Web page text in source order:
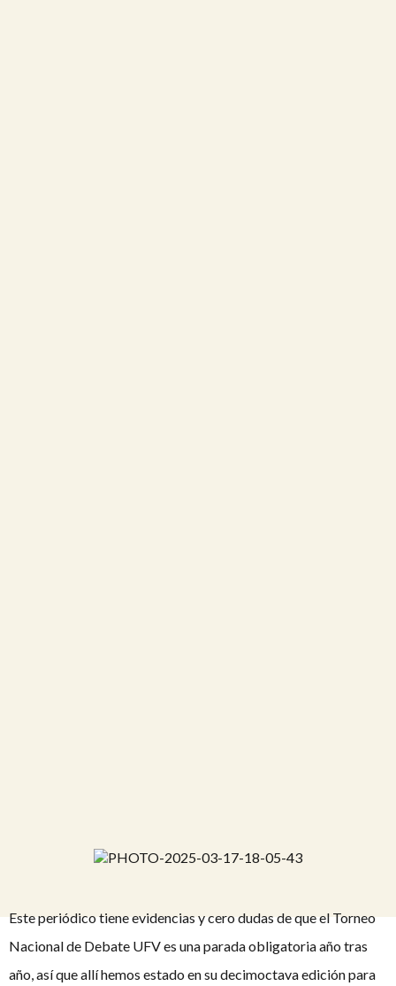
Este periódico tiene evidencias y cero dudas de que el Torneo
Nacional de Debate UFV es una parada obligatoria año tras
año, así que allí hemos estado en su decimoctava edición para